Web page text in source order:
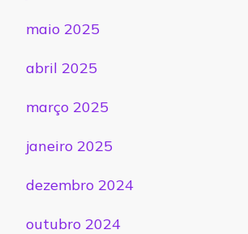
maio 2025
abril 2025
março 2025
janeiro 2025
dezembro 2024
outubro 2024